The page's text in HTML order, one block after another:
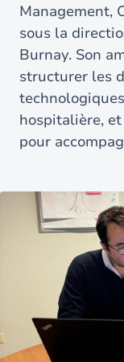
Management,
sous la
Burnay. Son
structurer les
hospitalière,
pour